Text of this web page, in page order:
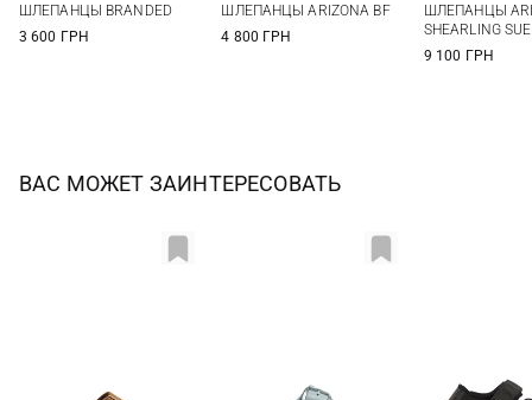
7 UK
ШЛЕПАНЦЫ BRANDED
3 600 ГРН
40
ШЛЕПАНЦЫ ARIZONA BF
4 800 ГРН
40
41
ШЛЕПАНЦЫ
SHEARLING
9 100 ГРН
ВАС МОЖЕТ ЗАИНТЕРЕСОВАТЬ